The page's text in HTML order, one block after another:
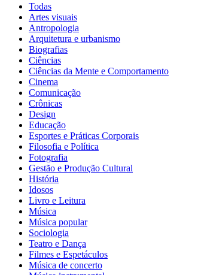
Todas
Artes visuais
Antropologia
Arquitetura e urbanismo
Biografias
Ciências
Ciências da Mente e Comportamento
Cinema
Comunicação
Crônicas
Design
Educação
Esportes e Práticas Corporais
Filosofia e Política
Fotografia
Gestão e Produção Cultural
História
Idosos
Livro e Leitura
Música
Música popular
Sociologia
Teatro e Dança
Filmes e Espetáculos
Música de concerto